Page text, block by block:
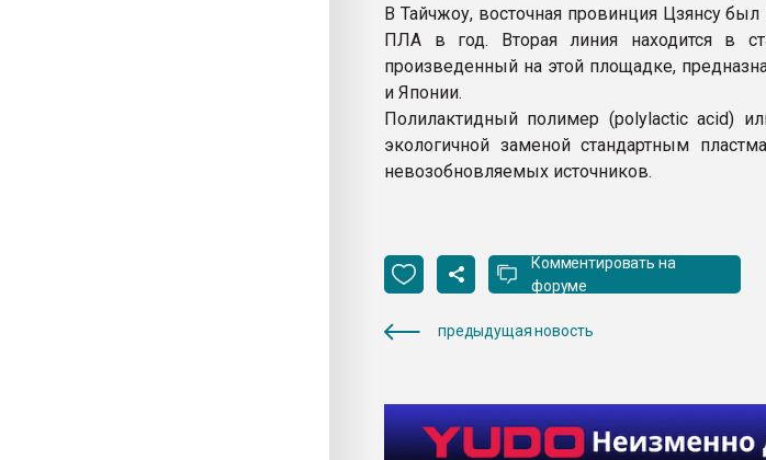
В Тайчжоу, восточная провинция Цзянсу
ПЛА в год. Вторая линия находится в
произведенный на этой площадке,
и Японии.
Полилактидный полимер (polylactic acid)
экологичной заменой стандартным
невозобновляемых источников.
Комментировать на
форуме
предыдущая новость